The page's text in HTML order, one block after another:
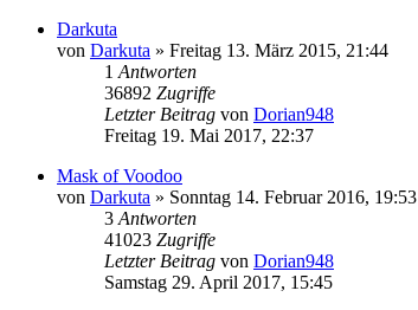
Darkuta
von Darkuta » Freitag 13. März 2015, 21:44
1 Antworten
36892 Zugriffe
Letzter Beitrag von Dorian948
Freitag 19. Mai 2017, 22:37
Mask of Voodoo
von Darkuta » Sonntag 14. Februar 2016, 19:53
3 Antworten
41023 Zugriffe
Letzter Beitrag von Dorian948
Samstag 29. April 2017, 15:45